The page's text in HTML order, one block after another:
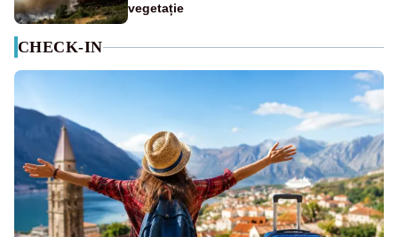
vegetație
CHECK-IN